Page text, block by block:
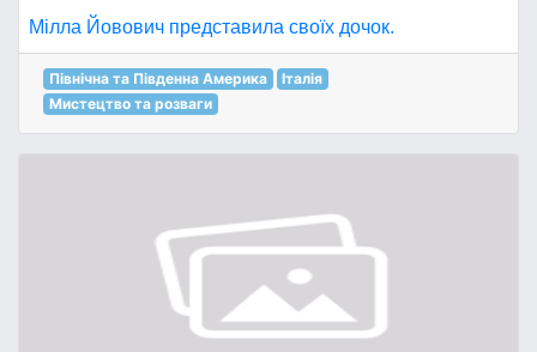
Мілла Йовович представила своїх дочок.
Північна та Південна Америка
Італія
Мистецтво та розваги